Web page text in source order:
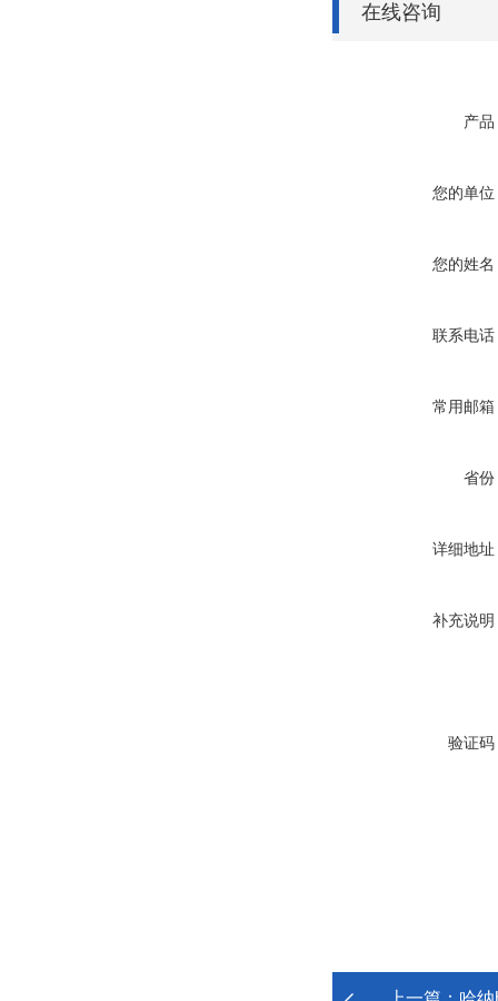
在线咨询
产品
您的单位
您的姓名
联系电话
常用邮箱
省份
详细地址
补充说明
验证码